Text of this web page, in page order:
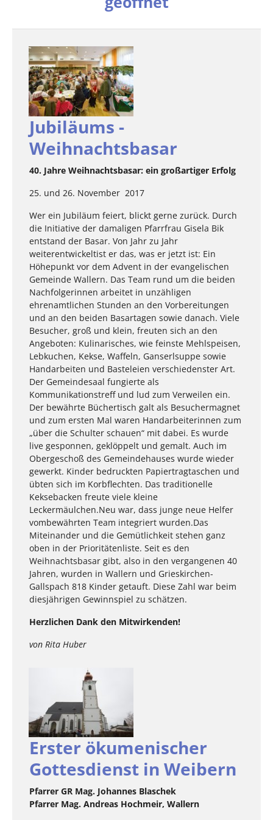
Jubiläums -
Weihnachtsbasar
40. Jahre Weihnachtsbasar: ein großartiger Erfolg
25. und 26. November 2017
Wer ein Jubiläum feiert, blickt gerne zurück. Durch
die Initiative der damaligen Pfarrfrau Gisela Bik
entstand der Basar. Von Jahr zu Jahr
weiterentwickeltist er das, was er jetzt ist: Ein
Höhepunkt vor dem Advent in der evangelischen
Gemeinde Wallern. Das Team rund um die beiden
Nachfolgerinnen arbeitet in unzähligen
ehrenamtlichen Stunden an den Vorbereitungen
und an den beiden Basartagen sowie danach. Viele
Besucher, groß und klein, freuten sich an den
Angeboten: Kulinarisches, wie feinste Mehlspeisen,
Lebkuchen, Kekse, Waffeln, Ganserlsuppe sowie
Handarbeiten und Basteleien verschiedenster Art.
Der Gemeindesaal fungierte als
Kommunikationstreff und lud zum Verweilen ein.
Der bewährte Büchertisch galt als Besuchermagnet
und zum ersten Mal waren Handarbeiterinnen zum
„über die Schulter schauen“ mit dabei. Es wurde
live gesponnen, geklöppelt und gemalt. Auch im
Obergeschoß des Gemeindehauses wurde wieder
gewerkt. Kinder bedruckten Papiertragtaschen und
übten sich im Korbflechten. Das traditionelle
Keksebacken freute viele kleine
Leckermäulchen.Neu war, dass junge neue Helfer
vombewährten Team integriert wurden.Das
Miteinander und die Gemütlichkeit stehen ganz
oben in der Prioritätenliste. Seit es den
Weihnachtsbasar gibt, also in den vergangenen 40
Jahren, wurden in Wallern und Grieskirchen-
Gallspach 818 Kinder getauft. Diese Zahl war beim
diesjährigen Gewinnspiel zu schätzen.
Herzlichen Dank den Mitwirkenden!
von Rita Huber
Erster ökumenischer
Gottesdienst in Weibern
Pfarrer GR Mag. Johannes Blaschek
Pfarrer Mag. Andreas Hochmeir, Wallern